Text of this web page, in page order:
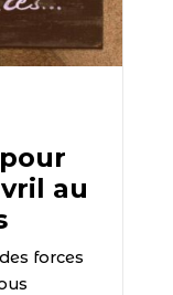
au
forces